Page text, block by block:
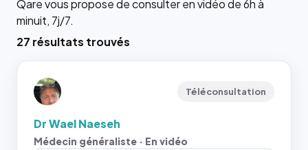
Qare vous propose de consulter en vidéo de 6h à
minuit, 7j/7.
27 résultats trouvés
Téléconsultation
Dr Wael Naeseh
Médecin généraliste · En vidéo